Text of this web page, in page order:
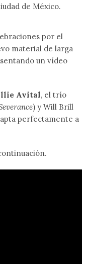
de México.
por el
material de larga
un vídeo
Avital, el trío
) y Will Brill
perfectamente a